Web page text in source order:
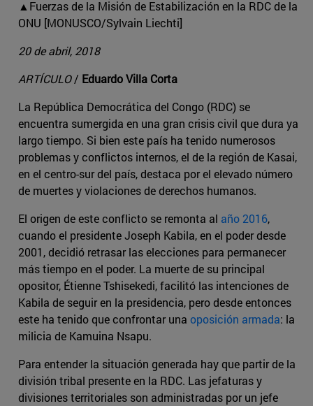
▲Fuerzas de la Misión de Estabilización en la RDC de la
ONU [MONUSCO/Sylvain Liechti]
20 de abril, 2018
ARTÍCULO/ Eduardo Villa Corta
La República Democrática del Congo (RDC) se
encuentra sumergida en una gran crisis civil que dura ya
largo tiempo. Si bien este país ha tenido numerosos
problemas y conflictos internos, el de la región de Kasai,
en el centro-sur del país, destaca por el elevado número
de muertes y violaciones de derechos humanos.
El origen de este conflicto se remonta al año 2016,
cuando el presidente Joseph Kabila, en el poder desde
2001, decidió retrasar las elecciones para permanecer
más tiempo en el poder. La muerte de su principal
opositor, Étienne Tshisekedi, facilitó las intenciones de
Kabila de seguir en la presidencia, pero desde entonces
este ha tenido que confrontar una oposición armada: la
milicia de Kamuina Nsapu.
Para entender la situación generada hay que partir de la
división tribal presente en la RDC. Las jefaturas y
divisiones territoriales son administradas por un jefe